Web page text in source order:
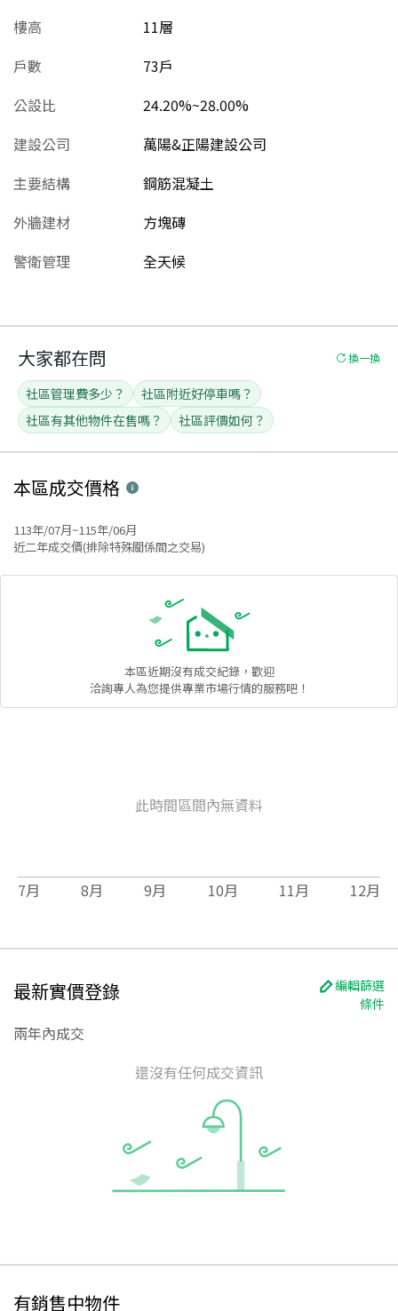
樓高
11層
戶數
73戶
公設比
24.20%~28.00%
建設公司
萬陽&正陽建設公司
主要結構
鋼筋混凝土
外牆建材
方塊磚
警衛管理
全天候
大家都在問 換一換
社區管理費多少？
社區附近好停車嗎？
社區有其他物件在售嗎？
社區評價如何？
本區成交價格
113年/07月~115年/06月
近二年成交價(排除特殊關係間之交易)
本區近期沒有成交紀錄，歡迎
洽詢專人為您提供專業市場行情的服務吧！
此時間區間內無資料
7月 8月 9月 10月 11月 12月
最新實價登錄
編輯篩選
條件
兩年內成交
還沒有任何成交資訊
有銷售中物件